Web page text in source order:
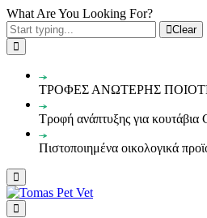
What Are You Looking For?
Clear
ΤΡΟΦΕΣ ΑΝΩΤΕΡΗΣ
Τροφή ανάπτυξης για
Πιστοποιημένα οικολογικά